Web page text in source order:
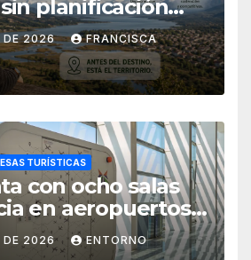
planificación
DE 2026 FRANCISCA
TURÍSTICAS
con ocho salas
en aeropuertos
DE 2026 ENTORNO